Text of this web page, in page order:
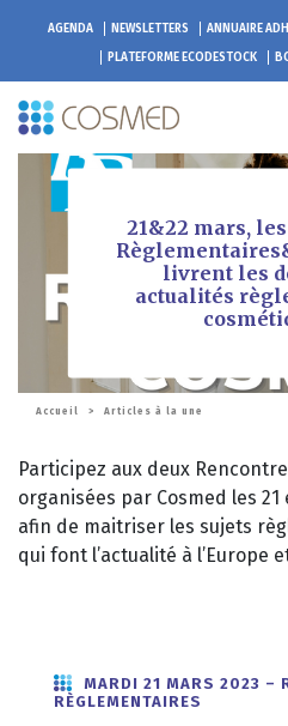
AGENDA NEWSLETTERS ANNUAIRE
PLATEFORME ECODESTOCK
21&22 mars,
livrent les
actualités
Accueil > Articles à la une
Participez aux deux
organisées par Cosmed les 21
afin de maitriser les sujets
qui font l’actualité à l’Europe
MARDI 21 MARS 2023 –
RÈGLEMENTAIRES